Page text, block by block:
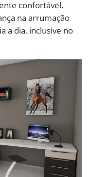
confortável.
na arrumação
a dia, inclusive no